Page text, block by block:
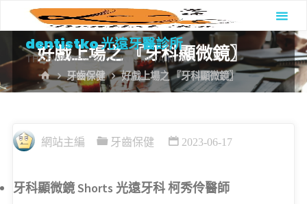
to
content
dentistko 光遠牙醫診所
THE FINE DENTAL CLINIC IN TAINAN
好戲上場之 『牙科顯微鏡〗
HOME牙齒保健 好戲上場之 『牙科顯微鏡〗
網站主編 牙齒保健 2023-06-17
牙科顯微鏡 Shorts 光遠牙科 柯秀伶醫師